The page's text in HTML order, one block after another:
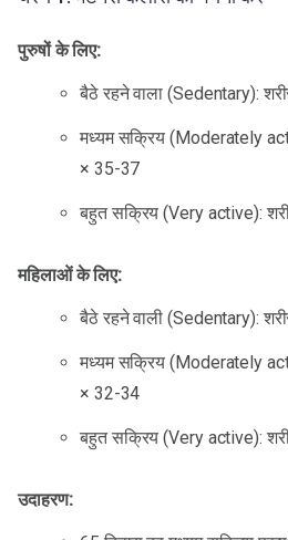
पुरुषों के लिए:
बैठे रहने वाला (Sedentary):
मध्यम सक्रिय (Moderately
× 35-37
बहुत सक्रिय (Very active):
महिलाओं के लिए:
बैठे रहने वाली (Sedentary):
मध्यम सक्रिय (Moderately
× 32-34
बहुत सक्रिय (Very active):
उदाहरण: